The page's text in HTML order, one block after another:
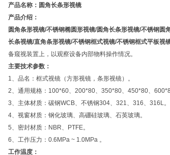
产品名称： 圆角长条形视镜
产品介绍：
圆角条形视镜/不锈钢椭圆形视镜/圆角长条形视镜/不锈钢圆
长条视镜/直角条形视镜/不锈钢框式视镜/不锈钢框式平板视
备窥视装置上，以观察设备内部物料操作情况。
主要技术参数：
1、品名：框式视镜（方形视镜，条形视镜）。
2、通用规格：100*60、200*80、350*80、450*80、
3、主体材质：碳钢WCB、不锈钢304、321、316、316L。
4、视窗材质：钢化玻璃、高硼硅玻璃、石英玻璃。
5、密封材质：NBR、PTFE。
6、工作压力：0.6MPa ~ 1.0MPa 。
工作温度：